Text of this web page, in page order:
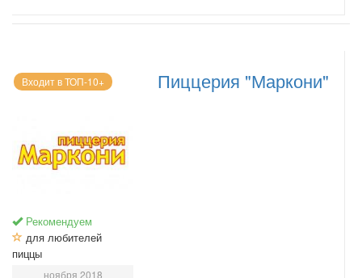
Входит в ТОП-10+
Рекомендуем
для любителей
пиццы
ноября 2018
Пиццерия "Маркони"